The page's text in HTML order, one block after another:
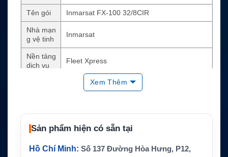
Tên gói Inmarsat FX-100 32/8CIR
Nhà mạn
g vệ tinh
Inmarsat
Nền tảng
dịch vụ
Fleet Xpress
FX-100 Premium Linh Hoạt
Băng thô
ng CIR
32/8
Dữ liệu Unlimited data theo gói dịch vụ
Xem Thêm
Sản phẩm hiện có sẵn tại
Hồ Chí Minh: Số 137 Đường Hòa Hưng, P12,